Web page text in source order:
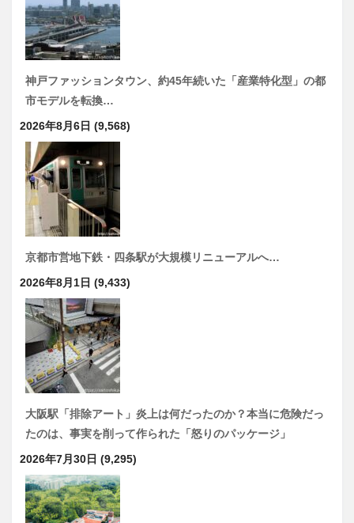
神戸ファッションタウン、約45年続いた「産業特化型」の都
市モデルを転換…
2026年8月6日 (9,568)
京都市営地下鉄・四条駅が大規模リニューアルへ…
2026年8月1日 (9,433)
大阪駅「排除アート」炎上は何だったのか？本当に危険だっ
たのは、事実を削って作られた「怒りのパッケージ」
2026年7月30日 (9,295)